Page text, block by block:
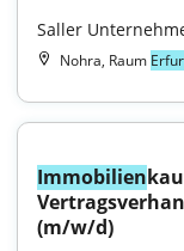
Saller
Nohra, Raum
Immobilien
(m/w/d)